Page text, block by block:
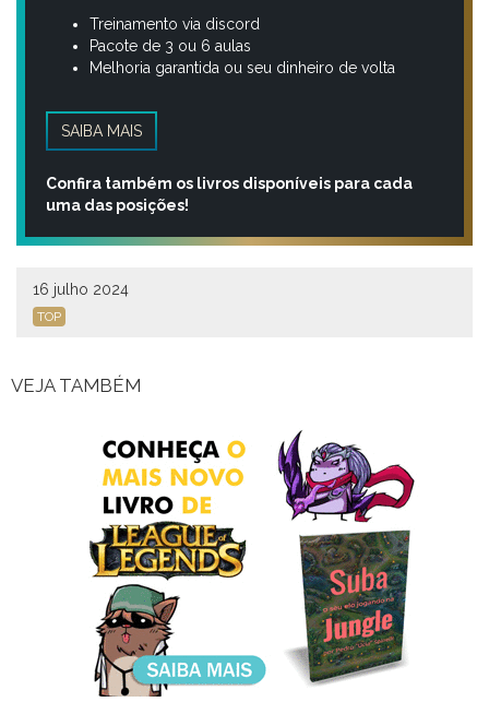
Treinamento via discord
Pacote de 3 ou 6 aulas
Melhoria garantida ou seu dinheiro de volta
SAIBA MAIS
Confira também os livros disponíveis para cada
uma das posições!
16 julho 2024
TOP
VEJA TAMBÉM